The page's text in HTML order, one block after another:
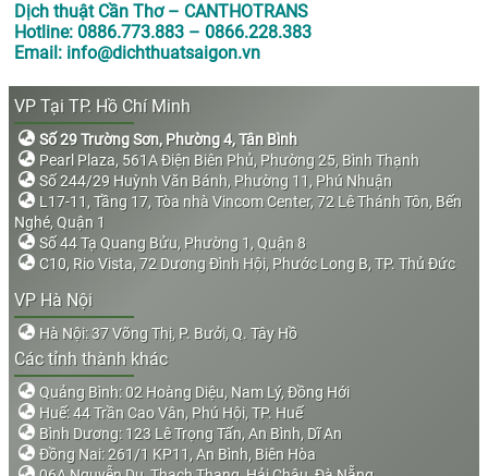
Dịch thuật Cần Thơ – CANTHOTRANS
Hotline: 0886.773.883 – 0866.228.383
Email: info@dichthuatsaigon.vn
VP Tại TP. Hồ Chí Minh
Số 29 Trường Sơn, Phường 4, Tân Bình
Pearl Plaza, 561A Điện Biên Phủ, Phường 25, Bình Thạnh
Số 244/29 Huỳnh Văn Bánh, Phường 11, Phú Nhuận
L17-11, Tầng 17, Tòa nhà Vincom Center, 72 Lê Thánh Tôn, Bến
Nghé, Quận 1
Số 44 Tạ Quang Bửu, Phường 1, Quận 8
C10, Rio Vista, 72 Dương Đình Hội, Phước Long B, TP. Thủ Đức
VP Hà Nội
Hà Nội: 37 Võng Thị, P. Bưởi, Q. Tây Hồ
Các tỉnh thành khác
Quảng Bình: 02 Hoàng Diệu, Nam Lý, Đồng Hới
Huế: 44 Trần Cao Vân, Phú Hội, TP. Huế
Bình Dương: 123 Lê Trọng Tấn, An Bình, Dĩ An
Đồng Nai: 261/1 KP11, An Bình, Biên Hòa